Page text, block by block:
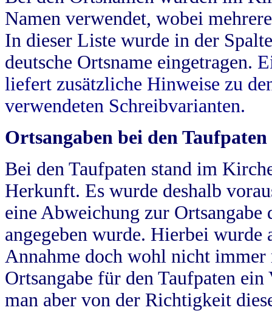
Namen verwendet, wobei
In dieser Liste wurde in der
deutsche Ortsname eingetragen.
liefert zusätzliche Hinweise zu
verwendeten Schreibvarianten.
Ortsangaben bei den Taufpaten
Bei den Taufpaten stand im
Herkunft. Es wurde deshalb
eine Abweichung zur
angegeben wurde. Hierbei wurde
Annahme doch wohl nicht
Ortsangabe für den Taufpaten
man aber von der Richtigkeit